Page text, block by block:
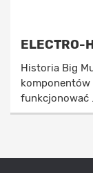
ELECTRO-
Historia Big
komponentów
funkcjonować